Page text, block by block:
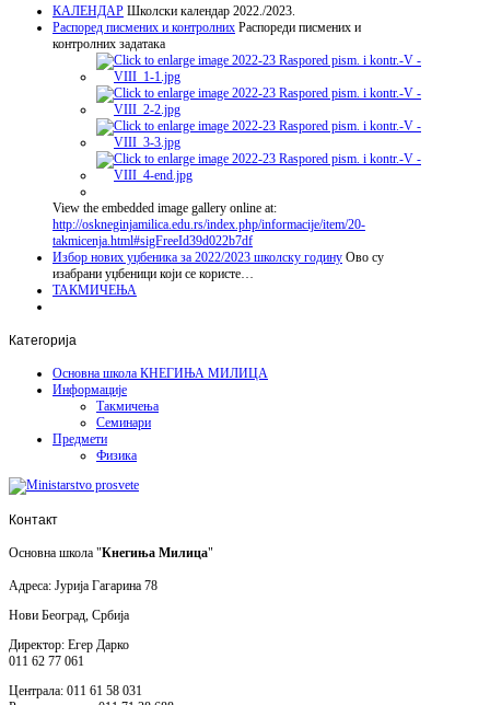
КАЛЕНДАР Школски календар 2022./2023.
Распоред писмених и контролних Распореди писмених и
контролних задатака
View the embedded image gallery online at:
http://oskneginjamilica.edu.rs/index.php/informacije/item/20-
takmicenja.html#sigFreeId39d022b7df
Избор нових уџбеника за 2022/2023 школску годину Ово су
изабрани уџбеници који се користе…
ТАКМИЧЕЊА
Категорија
Основна школа КНЕГИЊА МИЛИЦА
Информације
Такмичења
Семинари
Предмети
Физика
Контакт
Основна школа "Кнегиња Милица"
Адреса: Јурија Гагарина 78
Нови Београд, Србија
Директор: Егер Дарко
011 62 77 061
Централа: 011 61 58 031